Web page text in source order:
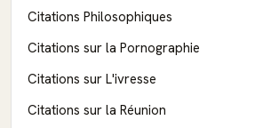
Citations Philosophiques
Citations sur la Pornographie
Citations sur L'ivresse
Citations sur la Réunion